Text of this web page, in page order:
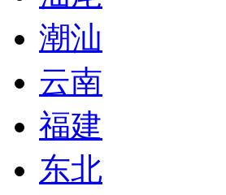
潮汕
云南
福建
东北